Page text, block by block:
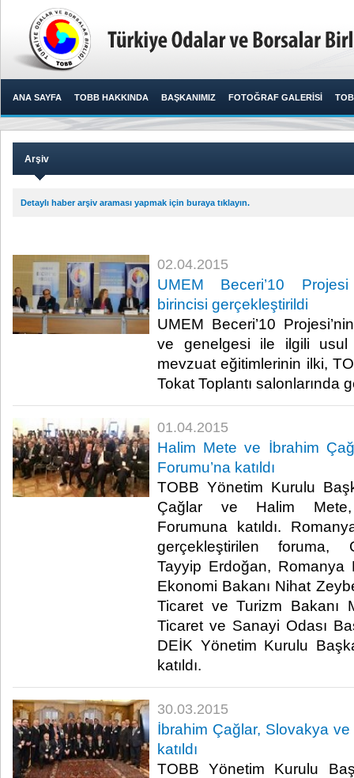
ANA SAYFA TOBB HAKKINDA BAŞKANIMIZ FOTOĞRAF GALERİSİ
Arşiv
Detaylı haber arşiv araması yapmak için buraya tıklayın.
02.04.2015
UMEM Beceri’10
birincisi gerçekleştirildi
UMEM Beceri’10
ve genelgesi ile ilgili usul
mevzuat eğitimlerinin ilki,
Tokat Toplantı salonlarında
01.04.2015
Halim Mete ve İbrahim
Forumu’na katıldı
TOBB Yönetim Kurulu
Çağlar ve Halim Mete,
Forumuna katıldı.
gerçekleştirilen foruma,
Tayyip Erdoğan, Romanya
Ekonomi Bakanı Nihat
Ticaret ve Turizm Bakanı
Ticaret ve Sanayi Odası
DEİK Yönetim Kurulu
katıldı. ​
30.03.2015
İbrahim Çağlar, Slovakya
katıldı
TOBB Yönetim Kurulu